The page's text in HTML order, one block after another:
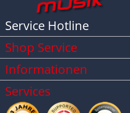
Service Hotline
Shop Service
Informationen
Services